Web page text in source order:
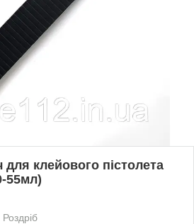
клейового пістолета
55мл)
Роздріб